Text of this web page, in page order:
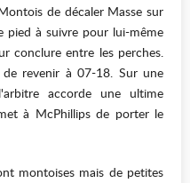
de décaler Masse sur
pied à suivre pour lui-même
conclure entre les perches.
revenir à 07-18. Sur une
accorde une ultime
à McPhillips de porter le
montoises mais de petites